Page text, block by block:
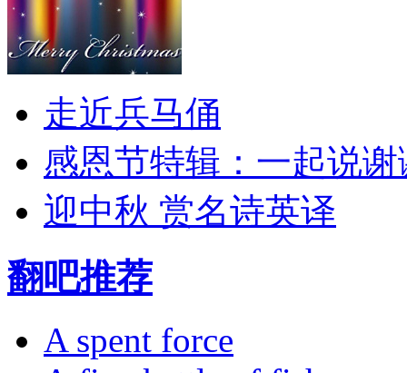
走近兵马俑
感恩节特辑：一起说谢
迎中秋 赏名诗英译
翻吧推荐
A spent force